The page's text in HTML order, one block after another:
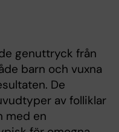
genuttryck från
barn och vuxna
De
av folliklar
med en